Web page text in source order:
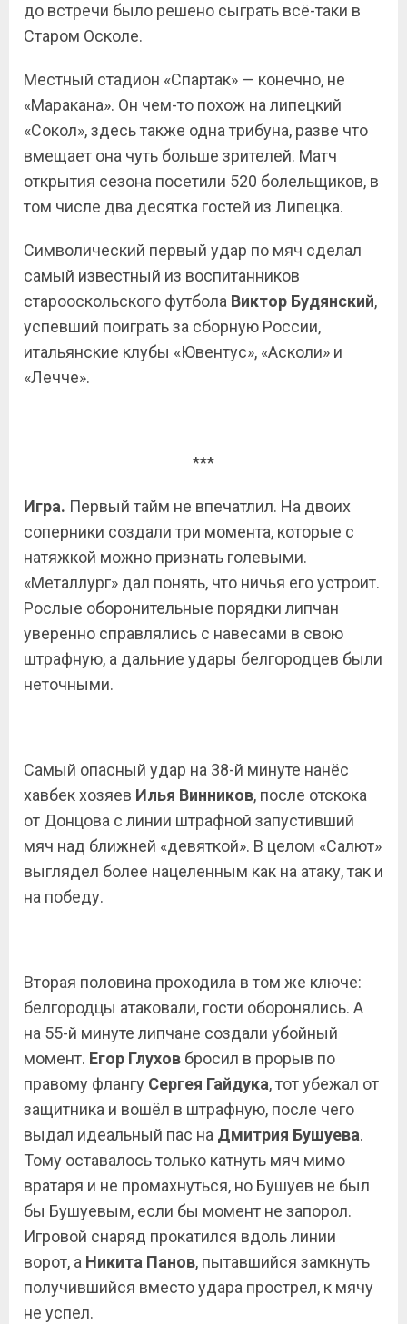
до встречи было решено сыграть всё-таки в
Старом Осколе.
Местный стадион «Спартак» — конечно, не
«Маракана». Он чем-то похож на липецкий
«Сокол», здесь также одна трибуна, разве что
вмещает она чуть больше зрителей. Матч
открытия сезона посетили 520 болельщиков, в
том числе два десятка гостей из Липецка.
Символический первый удар по мяч сделал
самый известный из воспитанников
старооскольского футбола Виктор Будянский,
успевший поиграть за сборную России,
итальянские клубы «Ювентус», «Асколи» и
«Лечче».
***
Игра. Первый тайм не впечатлил. На двоих
соперники создали три момента, которые с
натяжкой можно признать голевыми.
«Металлург» дал понять, что ничья его устроит.
Рослые оборонительные порядки липчан
уверенно справлялись с навесами в свою
штрафную, а дальние удары белгородцев были
неточными.
Самый опасный удар на 38-й минуте нанёс
хавбек хозяев Илья Винников, после отскока
от Донцова с линии штрафной запустивший
мяч над ближней «девяткой». В целом «Салют»
выглядел более нацеленным как на атаку, так и
на победу.
Вторая половина проходила в том же ключе:
белгородцы атаковали, гости оборонялись. А
на 55-й минуте липчане создали убойный
момент. Егор Глухов бросил в прорыв по
правому флангу Сергея Гайдука, тот убежал от
защитника и вошёл в штрафную, после чего
выдал идеальный пас на Дмитрия Бушуева.
Тому оставалось только катнуть мяч мимо
вратаря и не промахнуться, но Бушуев не был
бы Бушуевым, если бы момент не запорол.
Игровой снаряд прокатился вдоль линии
ворот, а Никита Панов, пытавшийся замкнуть
получившийся вместо удара прострел, к мячу
не успел.